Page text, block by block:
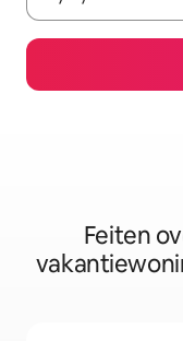
Feiten